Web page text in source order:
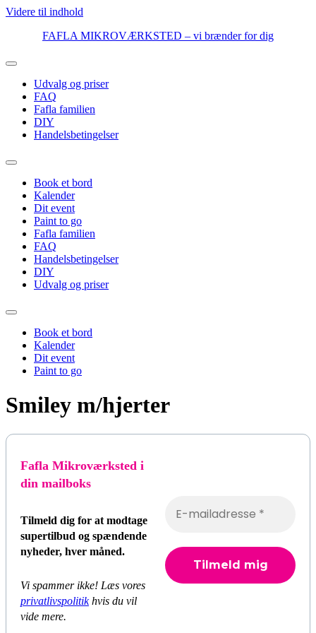
Videre til indhold
FAFLA MIKROVÆRKSTED – vi brænder for dig
Udvalg og priser
FAQ
Fafla familien
DIY
Handelsbetingelser
Book et bord
Kalender
Dit event
Paint to go
Fafla familien
FAQ
Handelsbetingelser
DIY
Udvalg og priser
Book et bord
Kalender
Dit event
Paint to go
Smiley m/hjerter
Fafla Mikroværksted i
din mailboks
Tilmeld dig for at modtage
supertilbud og spændende
nyheder, hver måned.
Vi spammer ikke! Læs vores
privatlivspolitikhvis du vil
vide mere.